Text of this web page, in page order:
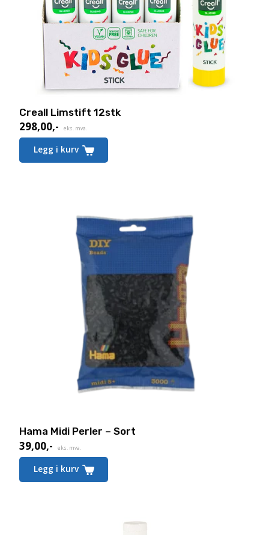
Creall Limstift 12stk
298,00,- eks. mva.
Legg i kurv
Hama Midi Perler – Sort
39,00,- eks. mva.
Legg i kurv